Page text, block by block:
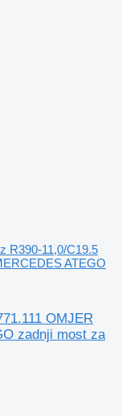
R390-11,0/C19.5
ATEGO
OMJER
zadnji most za